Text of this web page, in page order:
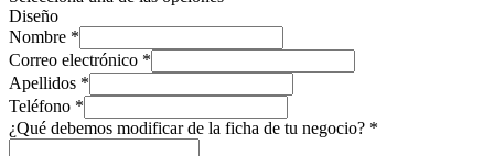
Diseño
Nombre *
Correo electrónico *
Apellidos *
Teléfono *
¿Qué debemos modificar de la ficha de tu negocio? *